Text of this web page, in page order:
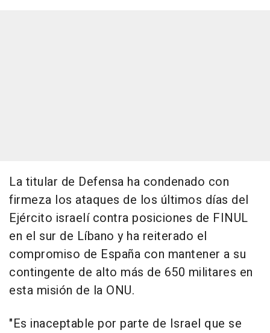
La titular de Defensa ha condenado con
firmeza los ataques de los últimos días del
Ejército israelí contra posiciones de FINUL
en el sur de Líbano y ha reiterado el
compromiso de España con mantener a su
contingente de alto más de 650 militares en
esta misión de la ONU.
"Es inaceptable por parte de Israel que se